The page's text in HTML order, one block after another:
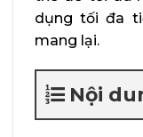
dụng tối đa
mang lại.
Nội